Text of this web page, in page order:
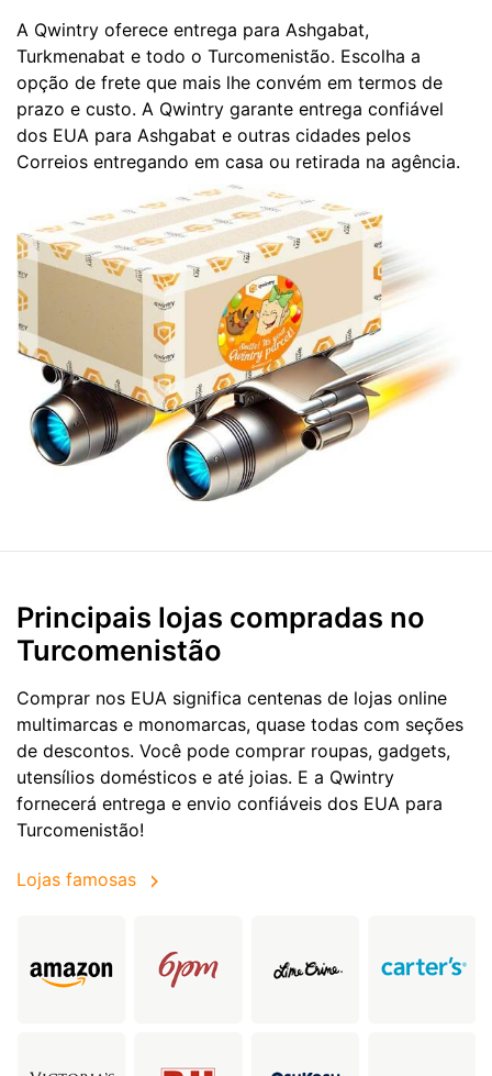
A Qwintry oferece entrega para Ashgabat,
Turkmenabat e todo o Turcomenistão. Escolha a
opção de frete que mais lhe convém em termos de
prazo e custo. A Qwintry garante entrega confiável
dos EUA para Ashgabat e outras cidades pelos
Correios entregando em casa ou retirada na agência.
Principais lojas compradas no
Turcomenistão
Comprar nos EUA significa centenas de lojas online
multimarcas e monomarcas, quase todas com seções
de descontos. Você pode comprar roupas, gadgets,
utensílios domésticos e até joias. E a Qwintry
fornecerá entrega e envio confiáveis dos EUA para
Turcomenistão!
Lojas famosas